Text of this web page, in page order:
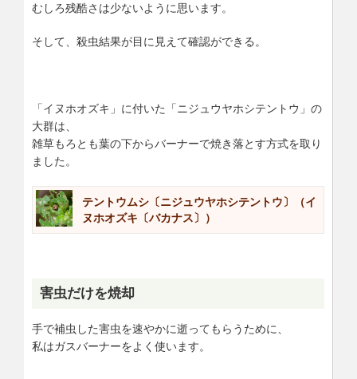
むしろ残酷さは少ないように思います。
そして、殺虫結果が目に見えて確認ができる。
「イヌホオズキ」に付いた「ニジュウヤホシテントウ」の
大群は、
雑草もろとも葉の下からバーナーで焼き落とす方式を取り
ました。
テントウムシ〔ニジュウヤホシテントウ〕（イ
ヌホオズキ〔バカナス〕）
害虫だけを焼却
手で補虫した害虫を速やかに逝ってもらうために、
私はガスバーナーをよく使います。